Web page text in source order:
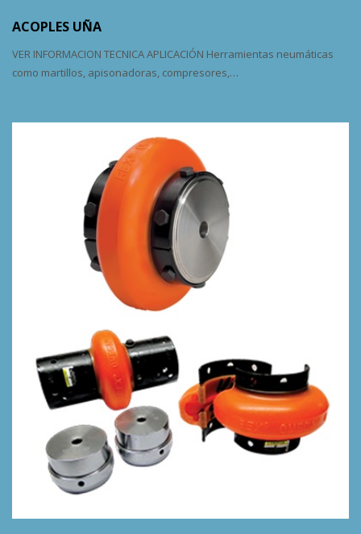
ACOPLES UÑA
VER INFORMACION TECNICA APLICACIÓN Herramientas neumáticas
como martillos, apisonadoras, compresores,…